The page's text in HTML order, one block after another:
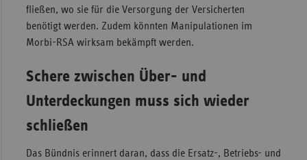
fließen, wo sie für die Versorgung der Versicherten
benötigt werden. Zudem könnten Manipulationen im
Morbi-RSA wirksam bekämpft werden.
Schere zwischen Über- und
Unterdeckungen muss sich wieder
schließen
Das Bündnis erinnert daran, dass die Ersatz-, Betriebs- und